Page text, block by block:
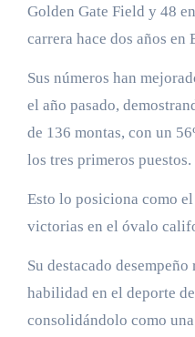
Golden Gate Field y 48
carrera hace dos años en
Sus números han
el año pasado,
de 136 montas, con un
los tres primeros puestos.
Esto lo posiciona como
victorias en el óvalo
Su destacado
habilidad en el deporte
consolidándolo como